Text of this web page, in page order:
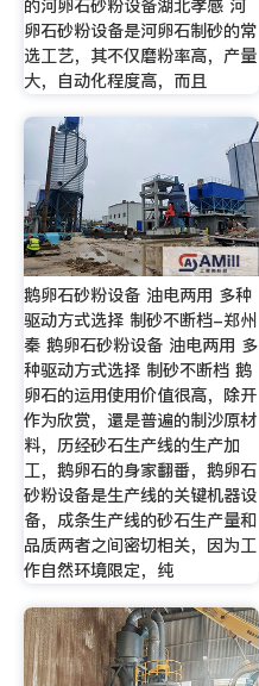
的河卵石砂粉设备湖北孝感 河
卵石砂粉设备是河卵石制砂的常
选工艺，其不仅磨粉率高，产量
大，自动化程度高，而且
鹅卵石砂粉设备 油电两用 多种
驱动方式选择 制砂不断档-郑州
秦 鹅卵石砂粉设备 油电两用 多
种驱动方式选择 制砂不断档 鹅
卵石的运用使用价值很高，除开
作为欣赏，還是普遍的制沙原材
料，历经砂石生产线的生产加
工，鹅卵石的身家翻番，鹅卵石
砂粉设备是生产线的关键机器设
备，成条生产线的砂石生产量和
品质两者之间密切相关，因为工
作自然环境限定，纯